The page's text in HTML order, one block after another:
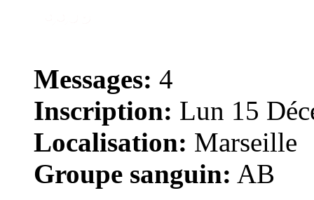
Messages: 4
Inscription: Lun 15
Localisation: Marseille
Groupe sanguin: AB